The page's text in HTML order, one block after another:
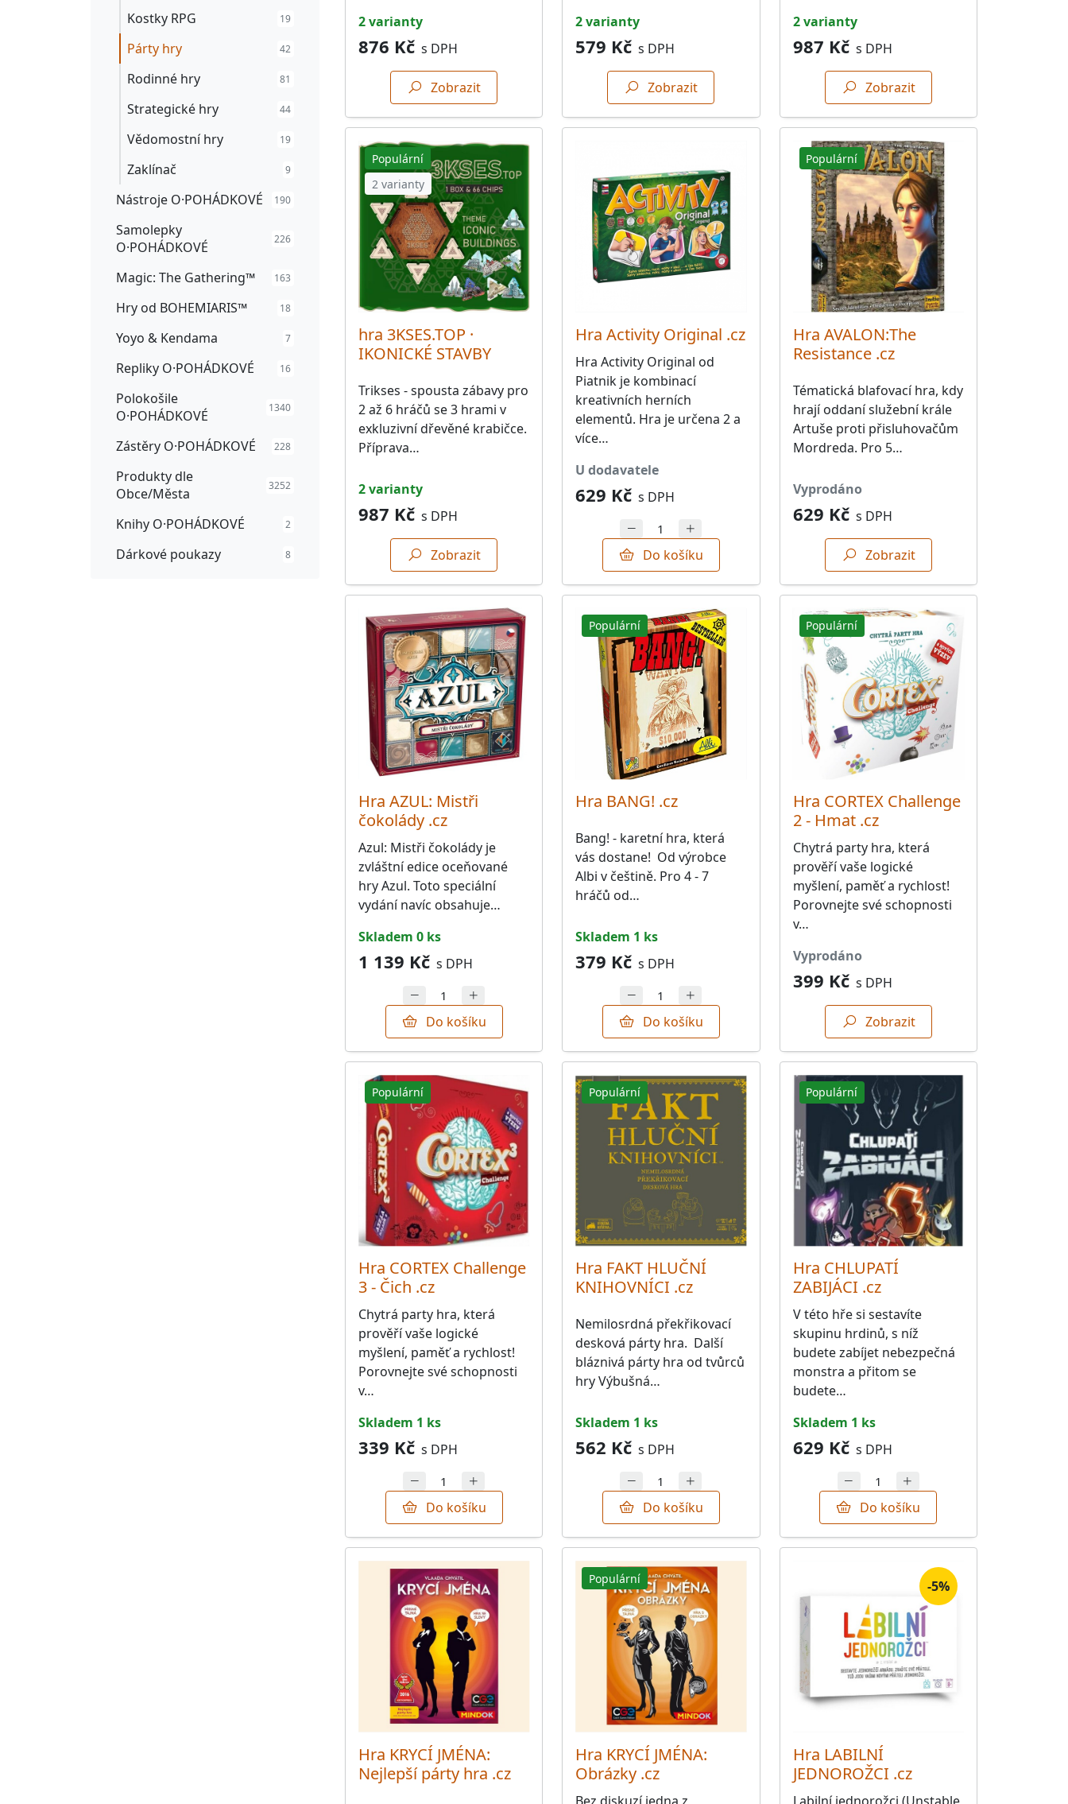
Kostky RPG 19
Párty hry 42
Rodinné hry 81
Strategické hry 44
Vědomostní hry 19
Zaklínač 9
Nástroje O·POHÁDKOVÉ 190
Samolepky
O·POHÁDKOVÉ
226
Magic: The Gathering™ 163
Hry od BOHEMIARIS™ 18
Yoyo & Kendama 7
Repliky O·POHÁDKOVÉ 16
Polokošile
O·POHÁDKOVÉ
1340
Zástěry O·POHÁDKOVÉ 228
Produkty dle
Obce/Města
3252
Knihy O·POHÁDKOVÉ 2
Dárkové poukazy 8
2 varianty
876 Kč s DPH
Zobrazit
2 varianty
579 Kč s DPH
Zobrazit
2 varianty
987 Kč s DPH
Zobrazit
Populární
2 varianty
hra 3KSES.TOP ·
IKONICKÉ STAVBY
Trikses - spousta zábavy pro
2 až 6 hráčů se 3 hrami v
exkluzivní dřevěné krabičce.
Příprava…
2 varianty
987 Kč s DPH
Zobrazit
Hra Activity Original .cz
Hra Activity Original od
Piatnik je kombinací
kreativních herních
elementů. Hra je určena 2 a
více…
u dodavatele
629 Kč s DPH
Do košíku
Populární
Hra AVALON:The
Resistance .cz
Tématická blafovací hra, kdy
hrají oddaní služební krále
Artuše proti přisluhovačům
Mordreda. Pro 5…
vyprodáno
629 Kč s DPH
Zobrazit
Hra AZUL: Mistři
čokolády .cz
Azul: Mistři čokolády je
zvláštní edice oceňované
hry Azul. Toto speciální
vydání navíc obsahuje…
skladem 0 ks
1 139 Kč s DPH
Do košíku
Populární
Hra BANG! .cz
Bang! - karetní hra, která
vás dostane! Od výrobce
Albi v češtině. Pro 4 - 7
hráčů od…
skladem 1 ks
379 Kč s DPH
Do košíku
Populární
Hra CORTEX Challenge
2 - Hmat .cz
Chytrá party hra, která
prověří vaše logické
myšlení, paměť a rychlost!
Porovnejte své schopnosti
v…
vyprodáno
399 Kč s DPH
Zobrazit
Populární
Hra CORTEX Challenge
3 - Čich .cz
Chytrá party hra, která
prověří vaše logické
myšlení, paměť a rychlost!
Porovnejte své schopnosti
v…
skladem 1 ks
339 Kč s DPH
Do košíku
Populární
Hra FAKT HLUČNÍ
KNIHOVNÍCI .cz
Nemilosrdná překřikovací
desková párty hra. Další
bláznivá párty hra od tvůrců
hry Výbušná…
skladem 1 ks
562 Kč s DPH
Do košíku
Populární
Hra CHLUPATÍ
ZABIJÁCI .cz
V této hře si sestavíte
skupinu hrdinů, s níž
budete zabíjet nebezpečná
monstra a přitom se
budete…
skladem 1 ks
629 Kč s DPH
Do košíku
Hra KRYCÍ JMÉNA:
Nejlepší párty hra .cz
Populární
Hra KRYCÍ JMÉNA:
Obrázky .cz
-5%
Hra LABILNÍ
JEDNOROŽCI .cz